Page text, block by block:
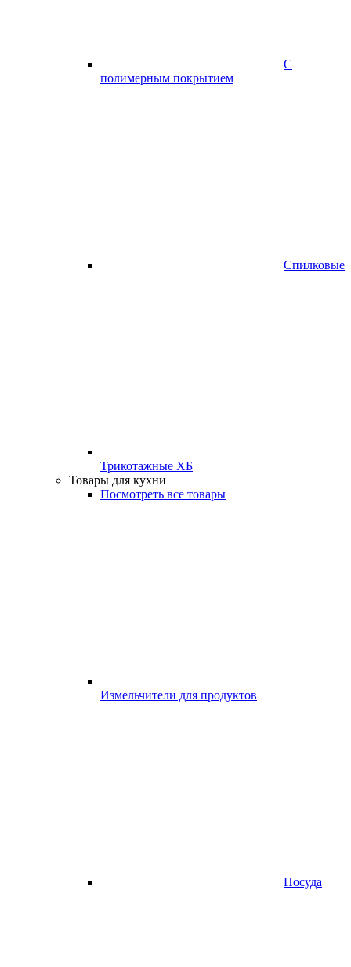
С
полимерным покрытием
Спилковые
Трикотажные ХБ
Товары для кухни
Посмотреть все товары
Измельчители для продуктов
Посуда